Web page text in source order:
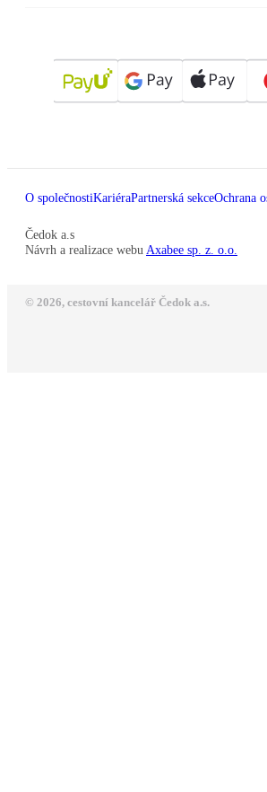
O společnostiKariéraPartnerská sekceOchrana
Čedok a.s
Návrh a realizace webu Axabee sp. z. o.o.
© 2026, cestovní kancelář Čedok a.s.